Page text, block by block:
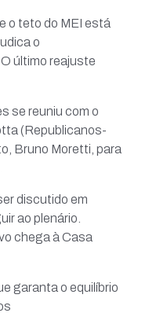
o teto do MEI está
o
último reajuste
se reuniu com o
(Republicanos-
Bruno Moretti, para
discutido em
ao plenário.
chega à Casa
garanta o equilíbrio